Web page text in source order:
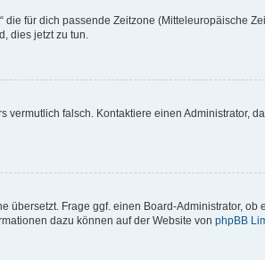
für dich passende Zeitzone (Mitteleuropäische
dies jetzt zu tun.
falsch. Kontaktiere einen Administrator,
Frage ggf. einen Board-Administrator, ob
dazu können auf der Website von phpBB